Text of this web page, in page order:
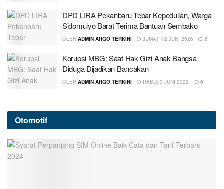
DPD LIRA Pekanbaru Tebar Kepedulian, Warga
Sidomulyo Barat Terima Bantuan Sembako
OLEH ADMIN ARGO TERKINI JUMAT, 12 JUNI 2026 0
Korupsi MBG: Saat Hak Gizi Anak Bangsa
Diduga Dijadikan Bancakan
OLEH ADMIN ARGO TERKINI RABU, 3 JUNI 2026 0
Otomotif